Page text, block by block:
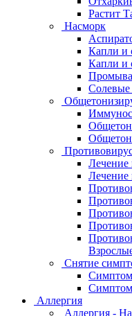
Растит
Насморк
Капли и
Капли и
Солевые
Лечение
Лечение
Снятие
Аллергия
Аллергия -